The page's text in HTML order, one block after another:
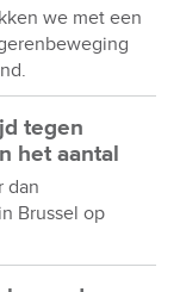
we met een
tegen
het aantal
dan
Brussel op